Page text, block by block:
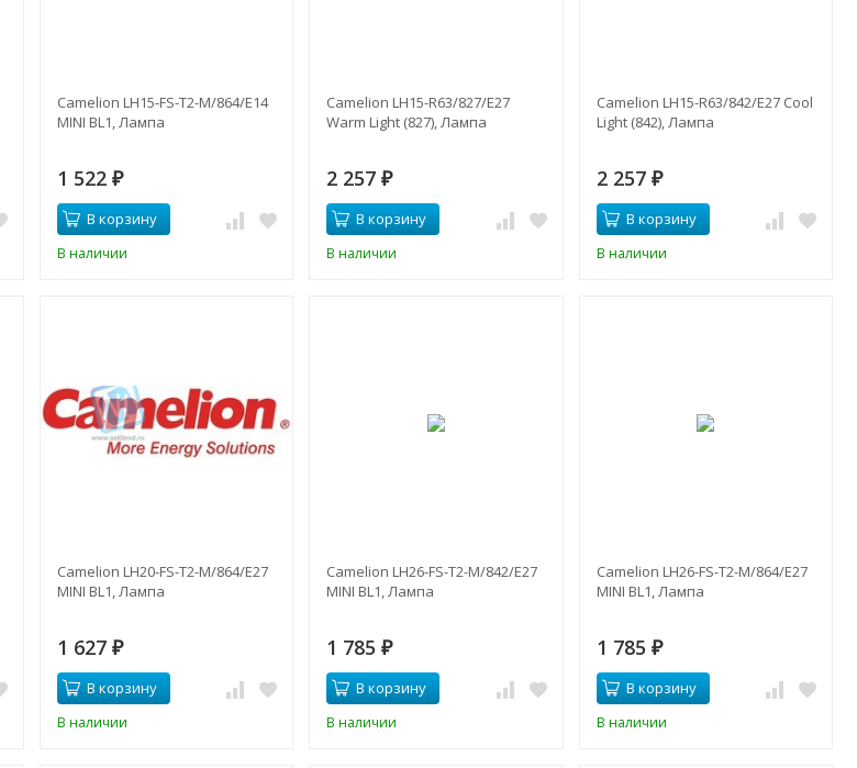
Camelion LH15-FS-T2-M/864/E14
MINI BL1, Лампа
1 522 ₽
В корзину
В наличии
Camelion LH15-R63/827/E27
Warm Light (827), Лампа
2 257₽
В корзину
В наличии
Camelion LH15-R63/842/E27 Cool
Light (842), Лампа
2 257 ₽
В корзину
В наличии
Camelion LH20-FS-T2-M/864/E27
MINI BL1, Лампа
1 627 ₽
В корзину
В наличии
Camelion LH26-FS-T2-M/842/E27
MINI BL1, Лампа
1 785₽
В корзину
В наличии
Camelion LH26-FS-T2-M/864/E27
MINI BL1, Лампа
1 785 ₽
В корзину
В наличии